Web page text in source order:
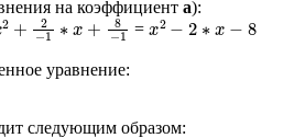
на коэффициент a):
2+2−1 ∗x+8−1 =x2− 2∗
уравнение:
следующим образом: